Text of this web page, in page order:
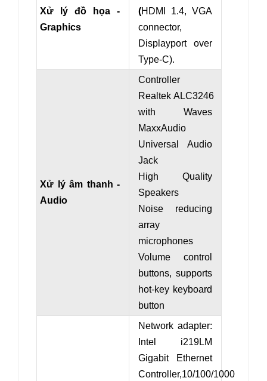
Xử lý đồ họa -
Graphics
(HDMI 1.4, VGA
connector,
Displayport over
Type-C).
Xử lý âm thanh -
Audio
Controller
Realtek ALC3246
with Waves
MaxxAudio
Universal Audio
Jack
High Quality
Speakers
Noise reducing
array
microphones
Volume control
buttons, supports
hot-key keyboard
button
Network adapter:
Intel i219LM
Gigabit Ethernet
Controller,10/100/1000